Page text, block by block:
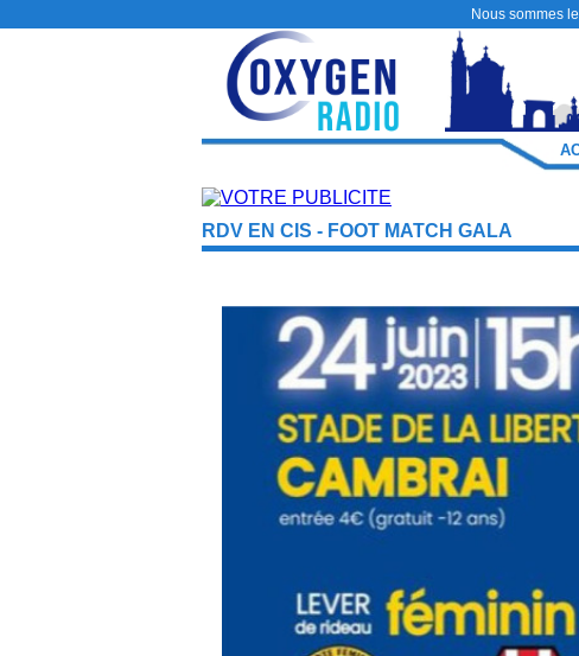
Nous sommes le
RDV EN CIS - FOOT MATCH GALA